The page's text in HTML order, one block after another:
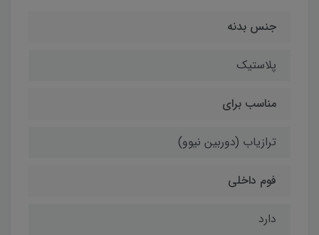
جنس بدنه
پلاستیک
مناسب برای
ترازیاب (دوربین نیوو)
فوم داخلی
دارد